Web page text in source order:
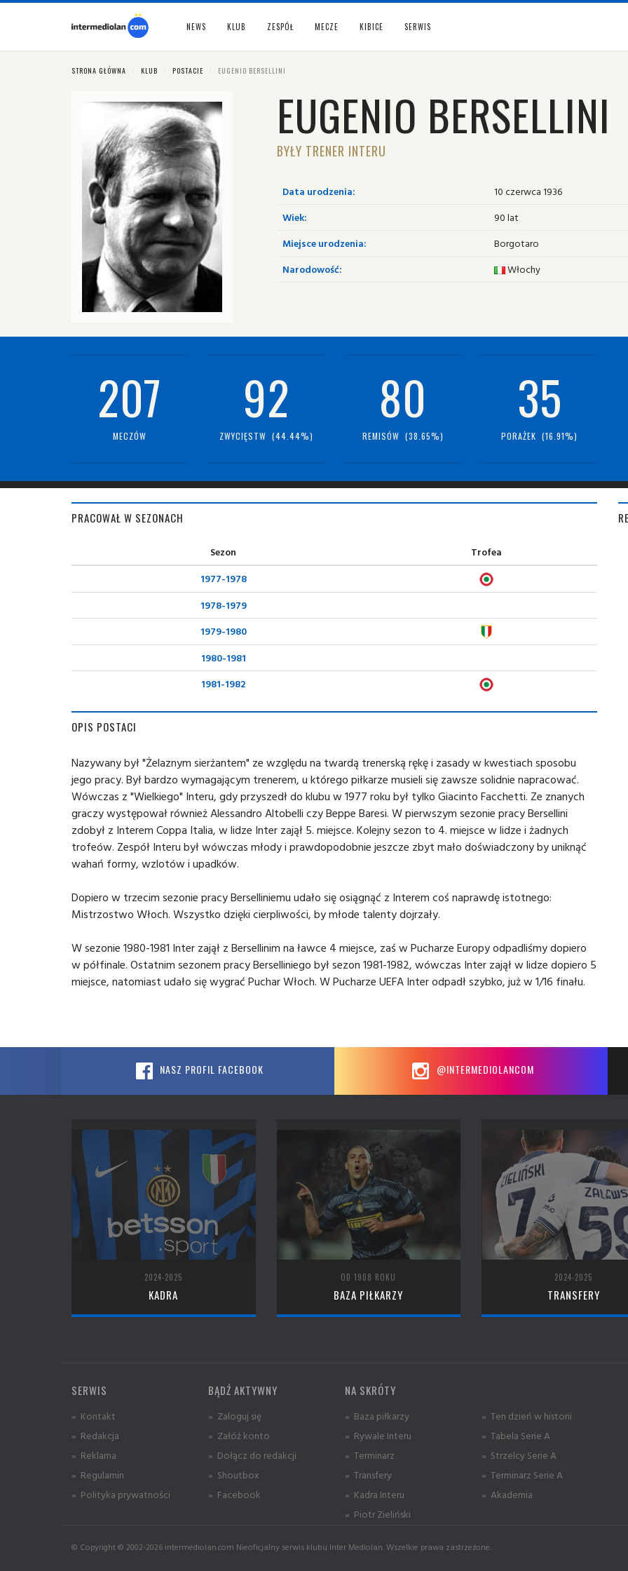
NEWS KLUB ZESPÓŁ MECZE KIBICE SERWIS
STRONA GŁÓWNA KLUB POSTACIE EUGENIO BERSELLINI
EUGENIO BERSELLINI
BYŁY TRENER INTERU
Data urodzenia:
10 czerwca 1936
Wiek:
90 lat
Miejsce urodzenia:
Borgotaro
Narodowość:
Włochy
207
MECZÓW
92
ZWYCIĘSTW (44.44%)
80
REMISÓW (38.65%)
35
PORAŻEK (16.91%)
PRACOWAŁ W SEZONACH
Sezon
Trofea
1977-1978
1978-1979
1979-1980
1980-1981
1981-1982
OPIS POSTACI
Nazywany był "Żelaznym sierżantem" ze względu na twardą trenerską rękę i zasady w kwestiach sposobu
jego pracy. Był bardzo wymagającym trenerem, u którego piłkarze musieli się zawsze solidnie napracować.
Wówczas z "Wielkiego" Interu, gdy przyszedł do klubu w 1977 roku był tylko Giacinto Facchetti. Ze znanych
graczy występował również Alessandro Altobelli czy Beppe Baresi. W pierwszym sezonie pracy Bersellini
zdobył z Interem Coppa Italia, w lidze Inter zajął 5. miejsce. Kolejny sezon to 4. miejsce w lidze i żadnych
trofeów. Zespół Interu był wówczas młody i prawdopodobnie jeszcze zbyt mało doświadczony by uniknąć
wahań formy, wzlotów i upadków.
Dopiero w trzecim sezonie pracy Berselliniemu udało się osiągnąć z Interem coś naprawdę istotnego:
Mistrzostwo Włoch. Wszystko dzięki cierpliwości, by młode talenty dojrzały.
W sezonie 1980-1981 Inter zajął z Bersellinim na ławce 4 miejsce, zaś w Pucharze Europy odpadliśmy dopiero
w półfinale. Ostatnim sezonem pracy Berselliniego był sezon 1981-1982, wówczas Inter zajął w lidze dopiero 5
miejsce, natomiast udało się wygrać Puchar Włoch. W Pucharze UEFA Inter odpadł szybko, już w 1/16 finału.
NASZ PROFIL FACEBOOK @INTERMEDIOLANCOM
2024-2025
KADRA
OD 1908 ROKU
BAZA PIŁKARZY
2024-2025
TRANSFERY
SERWIS
» Kontakt
» Redakcja
» Reklama
» Regulamin
» Polityka prywatności
BĄDŹ AKTYWNY
» Zaloguj się
» Załóż konto
» Dołącz do redakcji
» Shoutbox
» Facebook
NA SKRÓTY
» Baza piłkarzy
» Rywale Interu
» Terminarz
» Transfery
» Kadra Interu
» Piotr Zieliński
» Ten dzień w historii
» Tabela Serie A
» Strzelcy Serie A
» Terminarz Serie A
» Akademia
© Copyright © 2002-2026 intermediolan.com Nieoficjalny serwis klubu Inter Mediolan. Wszelkie prawa zastrzeżone.